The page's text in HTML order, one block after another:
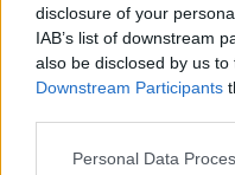
disclosure of your
IAB’s list of downstream
also be disclosed by us
Downstream Participants
Personal Data
(PNL)
mandat